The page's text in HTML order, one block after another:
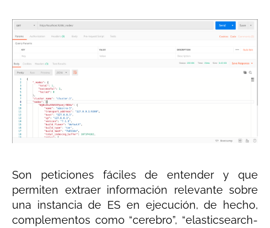
Son peticiones fáciles de entender y que
permiten extraer información relevante sobre
una instancia de ES en ejecución, de hecho,
complementos como “cerebro”, “elasticsearch-